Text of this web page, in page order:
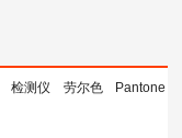
检测仪 劳尔色 Pantone